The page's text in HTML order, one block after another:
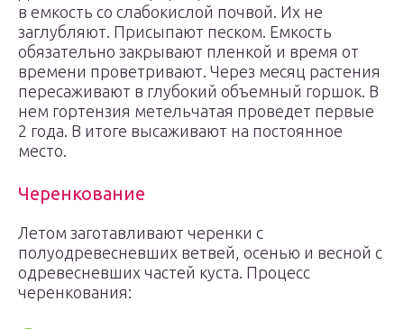
в емкость со слабокислой почвой. Их не
заглубляют. Присыпают песком. Емкость
обязательно закрывают пленкой и время от
времени проветривают. Через месяц растения
пересаживают в глубокий объемный горшок. В
нем гортензия метельчатая проведет первые
2 года. В итоге высаживают на постоянное
место.
Черенкование
Летом заготавливают черенки с
полуодревесневших ветвей, осенью и весной с
одревесневших частей куста. Процесс
черенкования: